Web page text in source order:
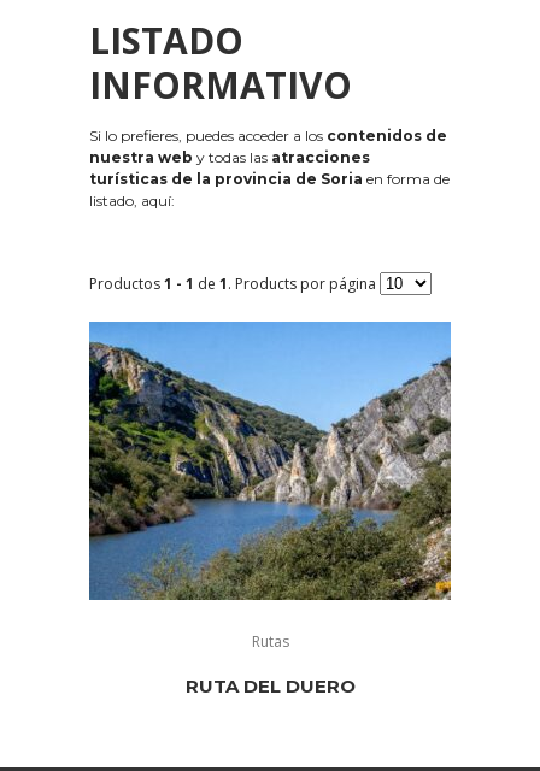
LISTADO
INFORMATIVO
Si lo prefieres, puedes acceder a los contenidos de
nuestra web y todas las atracciones
turísticas de la provincia de Soria en forma de
listado, aquí:
Productos1 - 1 de 1. Products por página
Rutas
RUTA DEL DUERO